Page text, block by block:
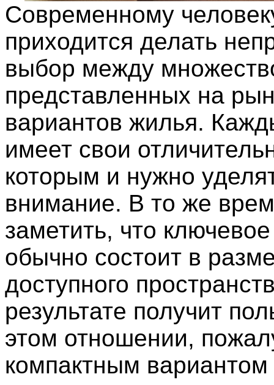
Современному
приходится делать
выбор между
представленных на
вариантов жилья.
имеет свои
которым и нужно
внимание. В то же
заметить, что
обычно состоит в
доступного
результате получит
этом отношении,
компактным вариантом